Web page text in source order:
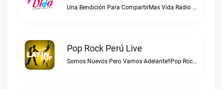
Una Bendición Para CompartirMas Vida Radio Cristiana live
Pop Rock Perú Live
Somos Nuevos Pero Vamos Adelante!!Pop Rock Perú live